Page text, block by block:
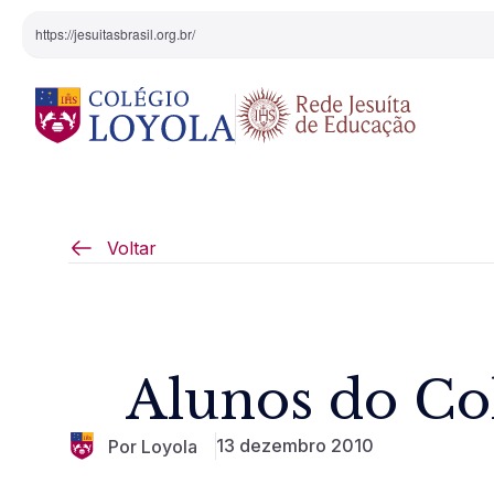
https://jesuitasbrasil.org.br/
Pedagogia Inaciana
Voltar
Alunos do
Por Loyola 13 dezembro 2010